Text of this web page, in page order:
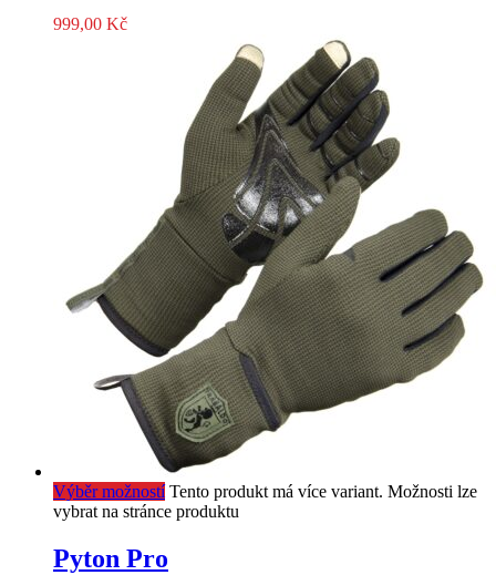
999,00 Kč
Výběr možností Tento produkt má více variant. Možnosti lze
vybrat na stránce produktu
Pyton Pro